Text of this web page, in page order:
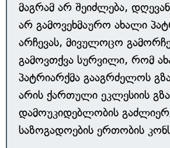
მაგრამ არ შეიძლება,
არ გამოვეხმაურო ახალი
არჩევას, მივულოცო
გამოვთქვა სურვილი, რომ
პატრიარქმა გააგრძელოს
არის ქართული ეკლესიის
დამოუკიდებლობის
საზოგადოების ერთობის